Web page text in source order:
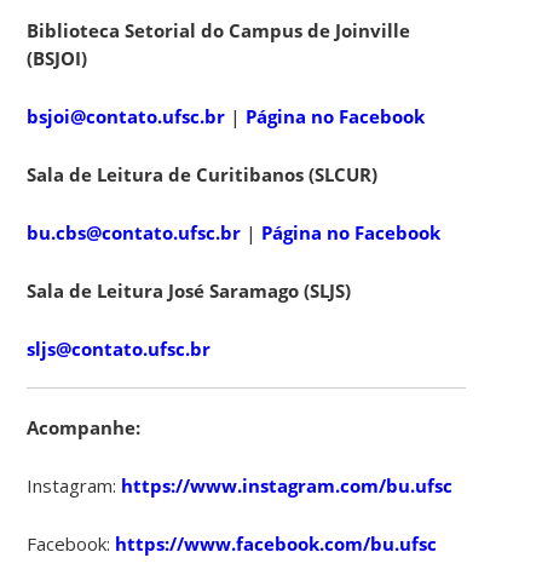
Biblioteca Setorial do Campus de Joinville
(BSJOI)
bsjoi@contato.ufsc.br | Página no Facebook
Sala de Leitura de Curitibanos (SLCUR)
bu.cbs@contato.ufsc.br | Página no Facebook
Sala de Leitura José Saramago (SLJS)
sljs@contato.ufsc.br
Acompanhe:
Instagram: https://www.instagram.com/bu.ufsc
Facebook: https://www.facebook.com/bu.ufsc